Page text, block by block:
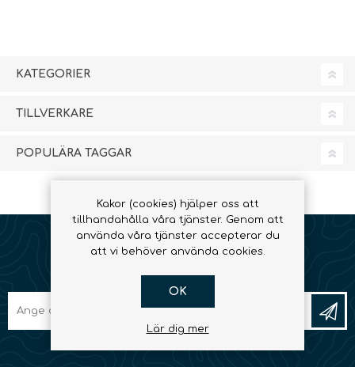
KATEGORIER
TILLVERKARE
POPULÄRA TAGGAR
Kakor (cookies) hjälper oss att
tillhandahålla våra tjänster. Genom att
använda våra tjänster accepterar du
att vi behöver använda cookies.
OK
Lär dig mer